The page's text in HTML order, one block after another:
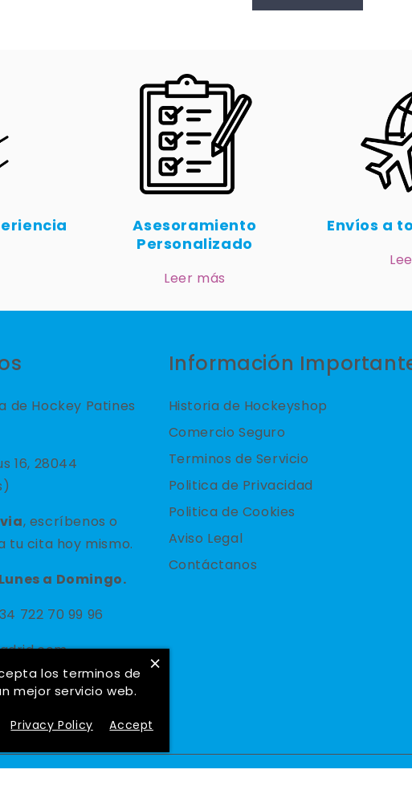
Asesoramiento
Personalizado
Leer más
Envíos a
de Hockey Patines
16, 28044
, escríbenos o
tu cita hoy mismo.
a Domingo.
722 70 99 96
Información
Historia de Hockeyshop
Comercio Seguro
Terminos de Servicio
Politica de Privacidad
Politica de Cookies
Aviso Legal
Contáctanos
×
los terminos de
mejor servicio web.
Privacy Policy Accept